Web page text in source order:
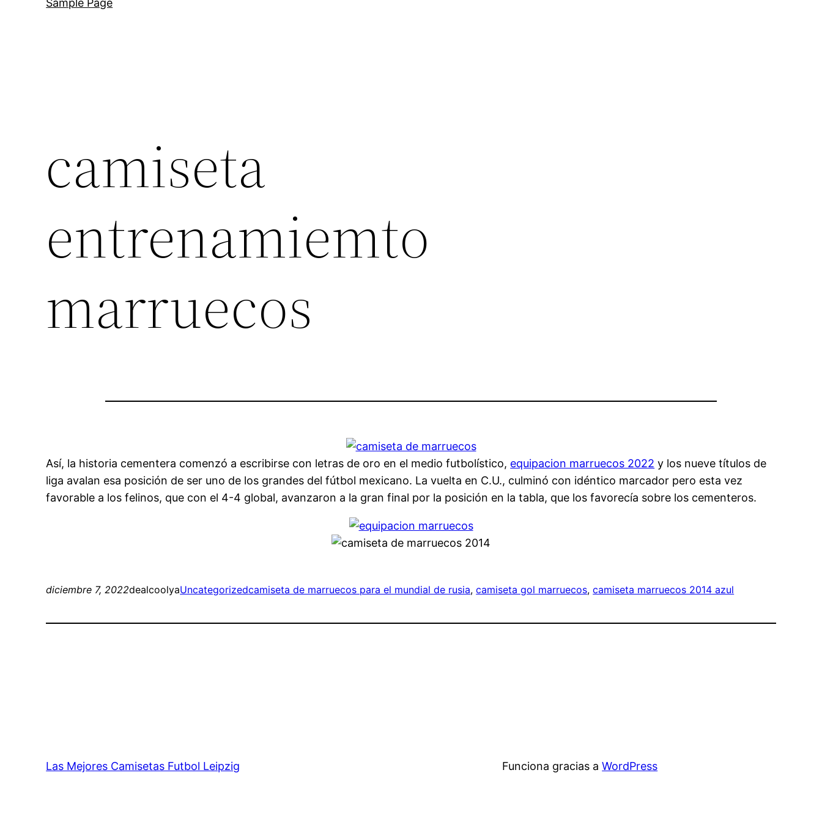
Sample Page
camiseta
entrenamiemto
marruecos
Así, la historia cementera comenzó a escribirse con letras de oro en el medio futbolístico, equipacion marruecos 2022 y los nueve títulos de
liga avalan esa posición de ser uno de los grandes del fútbol mexicano. La vuelta en C.U., culminó con idéntico marcador pero esta vez
favorable a los felinos, que con el 4-4 global, avanzaron a la gran final por la posición en la tabla, que los favorecía sobre los cementeros.
diciembre 7, 2022dealcoolyaUncategorizedcamiseta de marruecos para el mundial de rusia, camiseta gol marruecos, camiseta marruecos 2014 azul
Las Mejores Camisetas Futbol Leipzig Funciona gracias aWordPress